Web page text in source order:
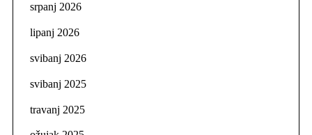
srpanj 2026
lipanj 2026
svibanj 2026
svibanj 2025
travanj 2025